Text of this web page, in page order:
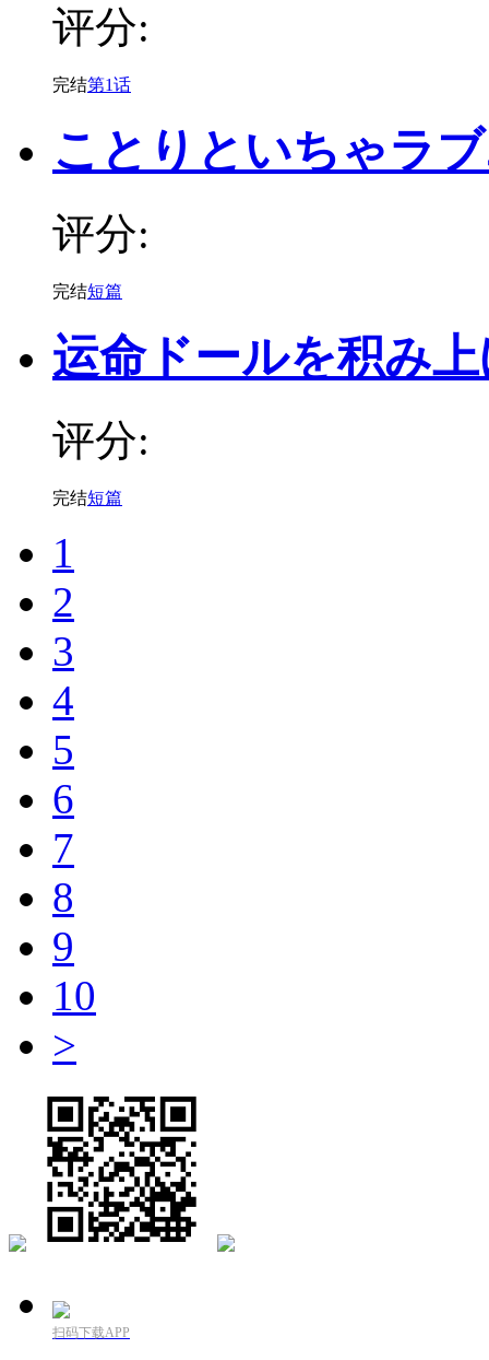
评分:
完结第1话
ことりといちゃラ
评分:
完结短篇
运命ドールを积み
评分:
完结短篇
1
2
3
4
5
6
7
8
9
10
>
扫码下载APP